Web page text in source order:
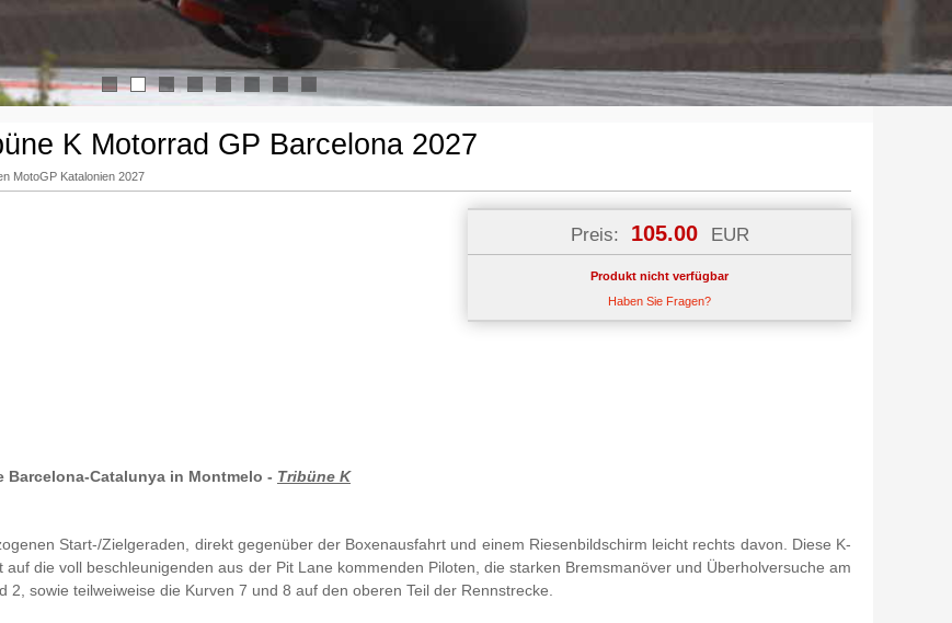
1 3 4
K Motorrad GP Barcelona 2027
MotoGP Katalonien 2027
Preis: 105.00 EUR
Produkt nicht verfügbar
Haben Sie Fragen?
Catalunya in Montmelo - Tribüne K
Start-/Zielgeraden, direkt gegenüber der Boxenausfahrt und einem Riesenbildschirm leicht rechts davon. Diese K-
die voll beschleunigenden aus der Pit Lane kommenden Piloten, die starken Bremsmanöver und Überholversuche am
sowie teilweiweise die Kurven 7 und 8 auf den oberen Teil der Rennstrecke.